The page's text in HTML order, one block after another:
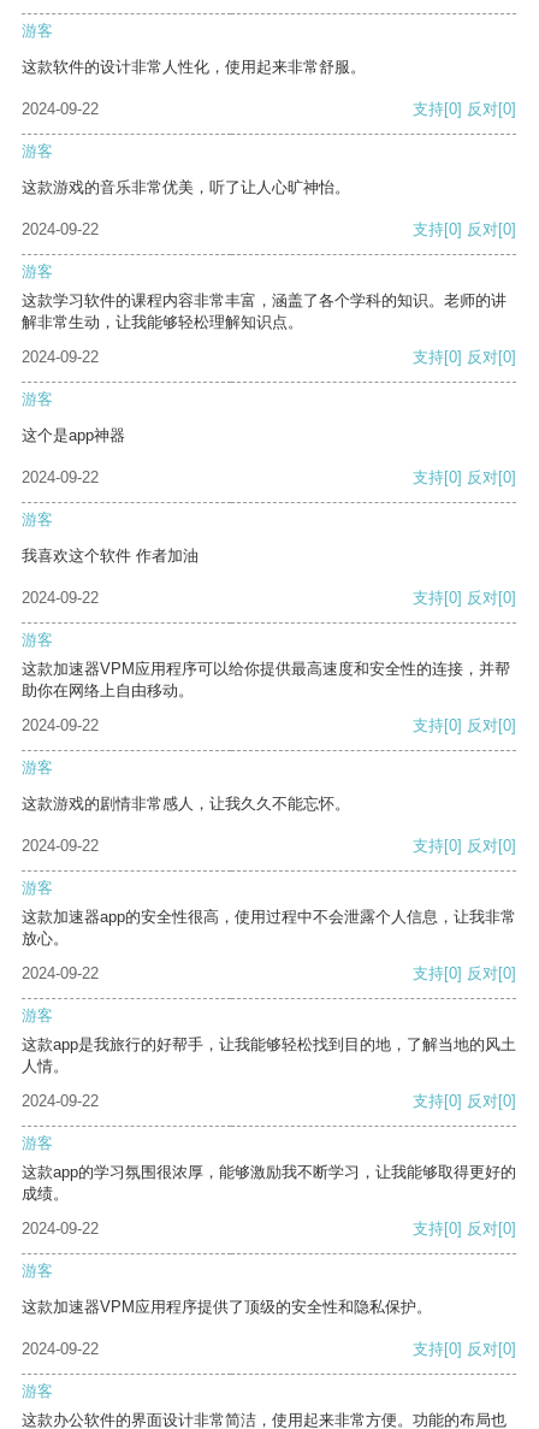
游客
这款软件的设计非常人性化，使用起来非常舒服。
2024-09-22 支持[0] 反对[0]
游客
这款游戏的音乐非常优美，听了让人心旷神怡。
2024-09-22 支持[0] 反对[0]
游客
这款学习软件的课程内容非常丰富，涵盖了各个学科的知识。老师的讲
解非常生动，让我能够轻松理解知识点。
2024-09-22
支持[0] 反对[0]
游客
这个是app神器
2024-09-22 支持[0] 反对[0]
游客
我喜欢这个软件 作者加油
2024-09-22 支持[0] 反对[0]
游客
这款加速器VPM应用程序可以给你提供最高速度和安全性的连接，并帮
助你在网络上自由移动。
2024-09-22
支持[0] 反对[0]
游客
这款游戏的剧情非常感人，让我久久不能忘怀。
2024-09-22 支持[0] 反对[0]
游客
这款加速器app的安全性很高，使用过程中不会泄露个人信息，让我非常
放心。
2024-09-22
支持[0] 反对[0]
游客
这款app是我旅行的好帮手，让我能够轻松找到目的地，了解当地的风土
人情。
2024-09-22
支持[0] 反对[0]
游客
这款app的学习氛围很浓厚，能够激励我不断学习，让我能够取得更好的
成绩。
2024-09-22
支持[0] 反对[0]
游客
这款加速器VPM应用程序提供了顶级的安全性和隐私保护。
2024-09-22 支持[0] 反对[0]
游客
这款办公软件的界面设计非常简洁，使用起来非常方便。功能的布局也